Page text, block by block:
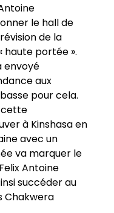
le hall de
de la
portée ».
envoyé
aux
pour cela.
cette
à Kinshasa en
avec un
va marquer le
Antoine
succéder au
Chakwera